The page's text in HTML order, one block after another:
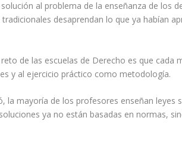
al problema de la enseñanza de los
desaprendan lo que ya habían
de las escuelas de Derecho es que cada
y al ejercicio práctico como metodología.
la mayoría de los profesores enseñan leyes
ya no están basadas en normas,